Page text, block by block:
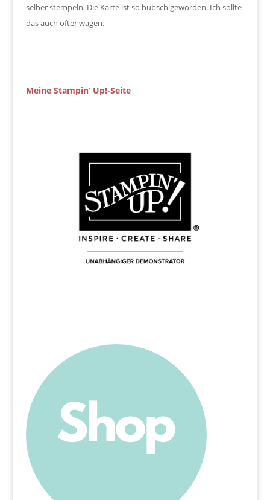
selber stempeln. Die Karte ist so hübsch geworden. Ich sollte
das auch öfter wagen.
Meine Stampin‘ Up!-Seite